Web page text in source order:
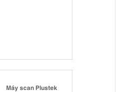
Máy scan Plustek